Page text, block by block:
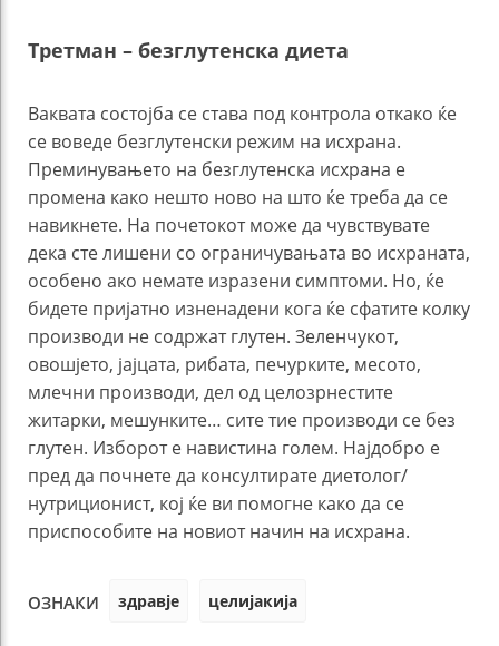
Третман – безглутенска диета
Ваквата состојба се става под контрола откако ќе
се воведе безглутенски режим на исхрана.
Преминувањето на безглутенска исхрана е
промена како нешто ново на што ќе треба да се
навикнете. На почетокот може да чувствувате
дека сте лишени со ограничувањата во исхраната,
особено ако немате изразени симптоми. Но, ќе
бидете пријатно изненадени кога ќе сфатите колку
производи не содржат глутен. Зеленчукот,
овошјето, јајцата, рибата, печурките, месото,
млечни производи, дел од целозрнестите
житарки, мешунките… сите тие производи се без
глутен. Изборот е навистина голем. Најдобро е
пред да почнете да консултирате диетолог/
нутриционист, кој ќе ви помогне како да се
приспособите на новиот начин на исхрана.
ОЗНАКИ здравје целијакија